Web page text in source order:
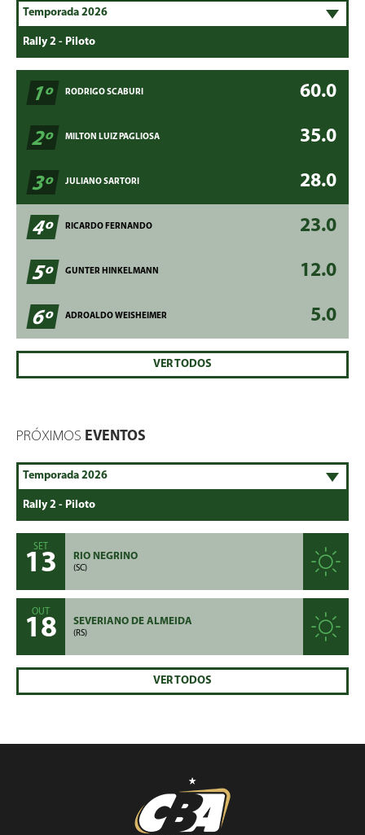
1º RODRIGO SCABURI 60.0
2º MILTON LUIZ PAGLIOSA 35.0
3º JULIANO SARTORI 28.0
4º RICARDO FERNANDO 23.0
5º GUNTER HINKELMANN 12.0
6º ADROALDO WEISHEIMER 5.0
VER TODOS
PRÓXIMOS EVENTOS
SET
13 RIO NEGRINO
(SC)
OUT
18 SEVERIANO DE ALMEIDA
(RS)
VER TODOS